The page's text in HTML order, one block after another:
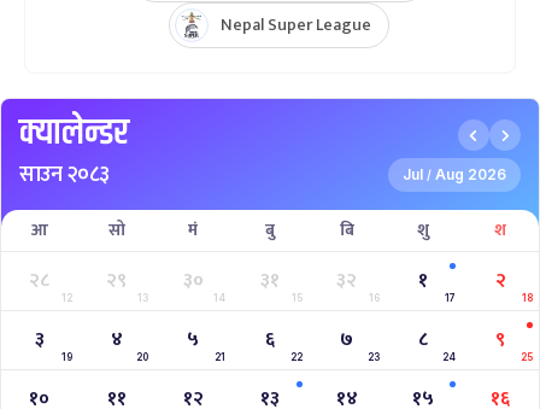
Nepal Super League
क्यालेन्डर
साउन २०८३ Jul / Aug 2026
आ सो मं बु बि शु श
२८
12
२९
13
३०
14
३१
15
३२
16
१
17
२
18
३
19
४
20
५
21
६
22
७
23
८
24
९
25
१० ११ १२ १३ १४ १५ १६